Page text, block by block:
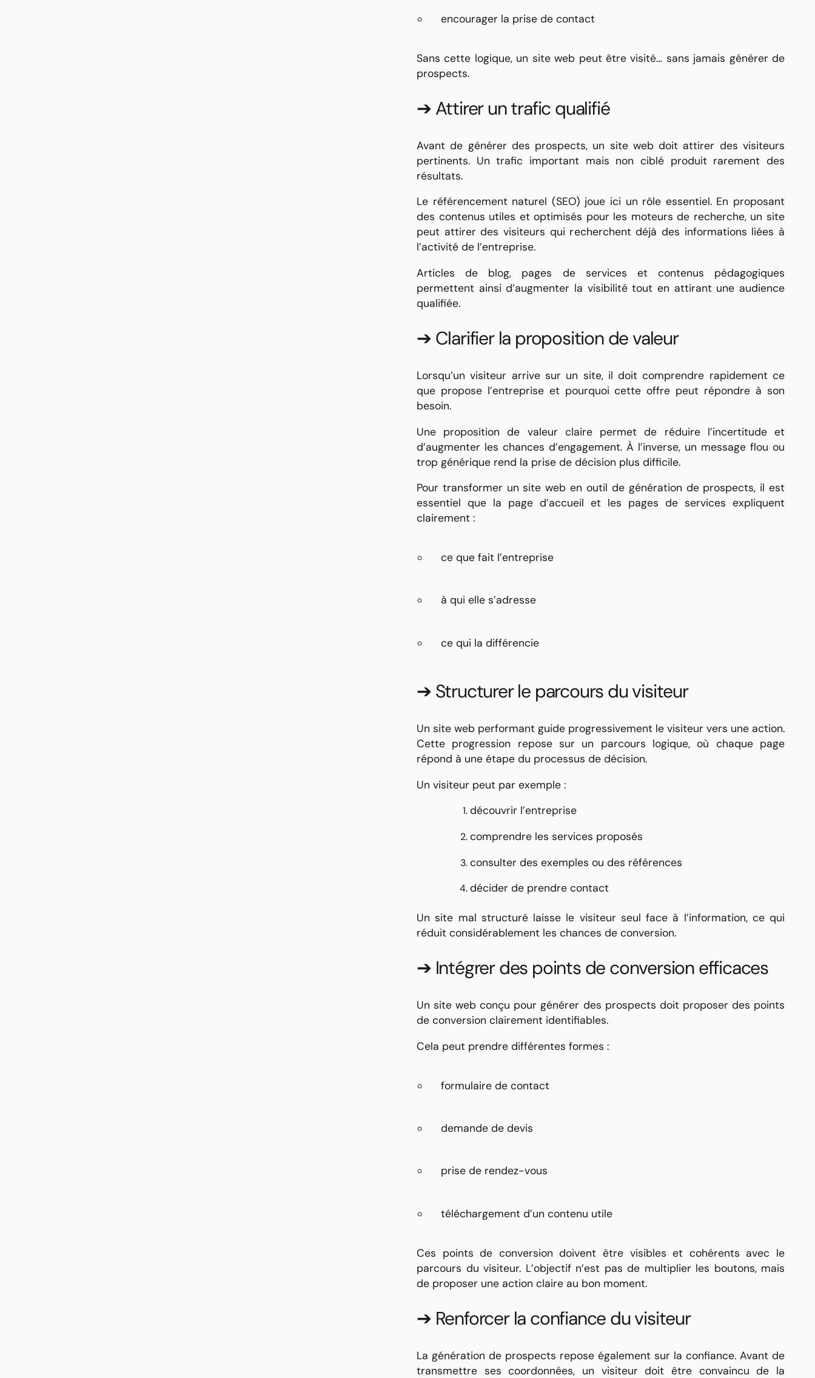
encourager la prise de contact
Sans cette logique, un site web peut être visité… sans jamais générer de
prospects.
➔ Attirer un trafic qualifié
Avant de générer des prospects, un site web doit attirer des visiteurs
pertinents. Un trafic important mais non ciblé produit rarement des
résultats.
Le référencement naturel (SEO) joue ici un rôle essentiel. En proposant
des contenus utiles et optimisés pour les moteurs de recherche, un site
peut attirer des visiteurs qui recherchent déjà des informations liées à
l’activité de l’entreprise.
Articles de blog, pages de services et contenus pédagogiques
permettent ainsi d’augmenter la visibilité tout en attirant une audience
qualifiée.
➔ Clarifier la proposition de valeur
Lorsqu’un visiteur arrive sur un site, il doit comprendre rapidement ce
que propose l’entreprise et pourquoi cette offre peut répondre à son
besoin.
Une proposition de valeur claire permet de réduire l’incertitude et
d’augmenter les chances d’engagement. À l’inverse, un message flou ou
trop générique rend la prise de décision plus difficile.
Pour transformer un site web en outil de génération de prospects, il est
essentiel que la page d’accueil et les pages de services expliquent
clairement :
ce que fait l’entreprise
à qui elle s’adresse
ce qui la différencie
➔ Structurer le parcours du visiteur
Un site web performant guide progressivement le visiteur vers une action.
Cette progression repose sur un parcours logique, où chaque page
répond à une étape du processus de décision.
Un visiteur peut par exemple :
découvrir l’entreprise
comprendre les services proposés
consulter des exemples ou des références
décider de prendre contact
Un site mal structuré laisse le visiteur seul face à l’information, ce qui
réduit considérablement les chances de conversion.
➔ Intégrer des points de conversion efficaces
Un site web conçu pour générer des prospects doit proposer des points
de conversion clairement identifiables.
Cela peut prendre différentes formes :
formulaire de contact
demande de devis
prise de rendez-vous
téléchargement d’un contenu utile
Ces points de conversion doivent être visibles et cohérents avec le
parcours du visiteur. L’objectif n’est pas de multiplier les boutons, mais
de proposer une action claire au bon moment.
➔ Renforcer la confiance du visiteur
La génération de prospects repose également sur la confiance. Avant de
transmettre ses coordonnées, un visiteur doit être convaincu de la